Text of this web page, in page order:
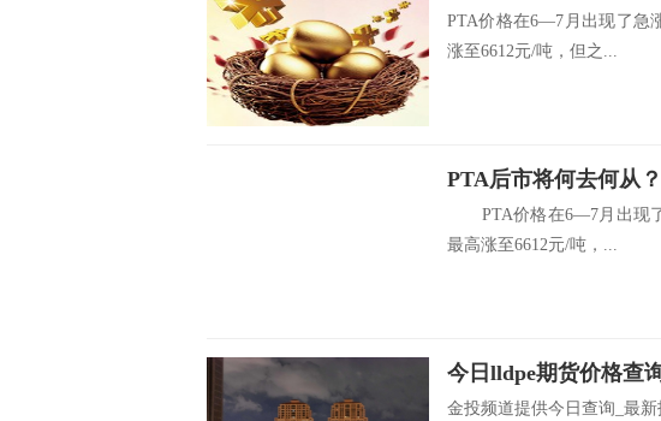
PTA价格在6—7月出现了急
涨至6612元/吨，但之...
PTA后市将何去何从？
PTA价格在6—7月出现了
最高涨至6612元/吨，...
今日lldpe期货价格查
金投频道提供今日查询_最